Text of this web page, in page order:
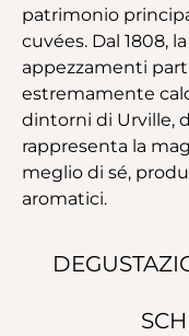
patrimonio
cuvées. Dal 1808,
appezzamenti
estremamente
dintorni di Urville,
rappresenta la
meglio di sé,
aromatici.